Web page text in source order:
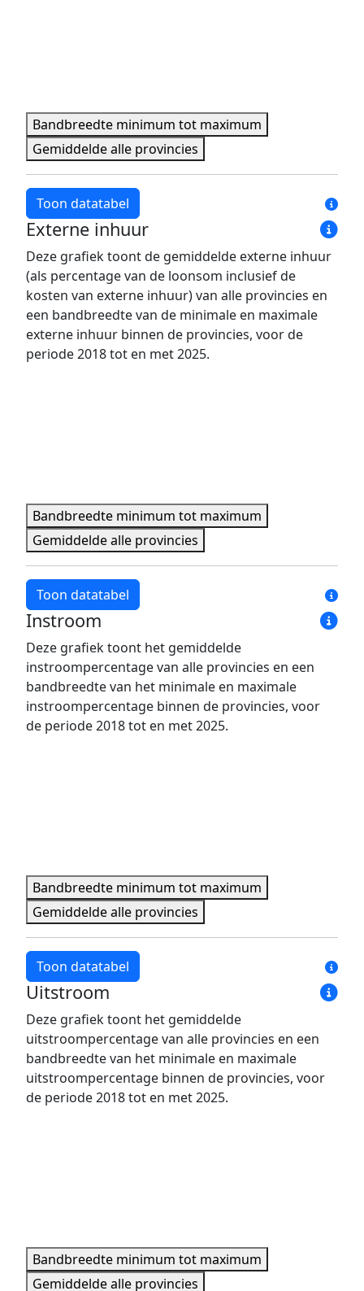
Bandbreedte minimum tot maximum
Gemiddelde alle provincies
Toon datatabel
Jaar Bandbreedte minimum
Bandbreedte
2018 431 pers.
1.515 pers.
2019 438 pers.
1.597 pers.
2020 458 pers.
1.627 pers.
2021 458 pers.
1.607 pers.
Externe inhuur
Deze grafiek toont de gemiddelde externe inhuur
(als percentage van de loonsom inclusief de
kosten van externe inhuur) van alle provincies en
een bandbreedte van de minimale en maximale
externe inhuur binnen de provincies, voor de
periode 2018 tot en met 2025.
Bandbreedte minimum tot maximum
Gemiddelde alle provincies
Toon datatabel
Jaar Bandbreedte minimum
Bandbreedte
2018 7,8%
34,1%
2019 7,2%
32,0%
2020 5,7%
34,6%
2021 7,0%
33,5%
Instroom
Deze grafiek toont het gemiddelde
instroompercentage van alle provincies en een
bandbreedte van het minimale en maximale
instroompercentage binnen de provincies, voor
de periode 2018 tot en met 2025.
Bandbreedte minimum tot maximum
Gemiddelde alle provincies
Toon datatabel
Jaar Bandbreedte minimum
Bandbreedte
2018 4,1%
13,9%
2019
6,6%
16,4%
2020 8,0%
17,8%
2021 7,2%
15,0%
Uitstroom
Deze grafiek toont het gemiddelde
uitstroompercentage van alle provincies en een
bandbreedte van het minimale en maximale
uitstroompercentage binnen de provincies, voor
de periode 2018 tot en met 2025.
Bandbreedte minimum tot maximum
Gemiddelde alle provincies